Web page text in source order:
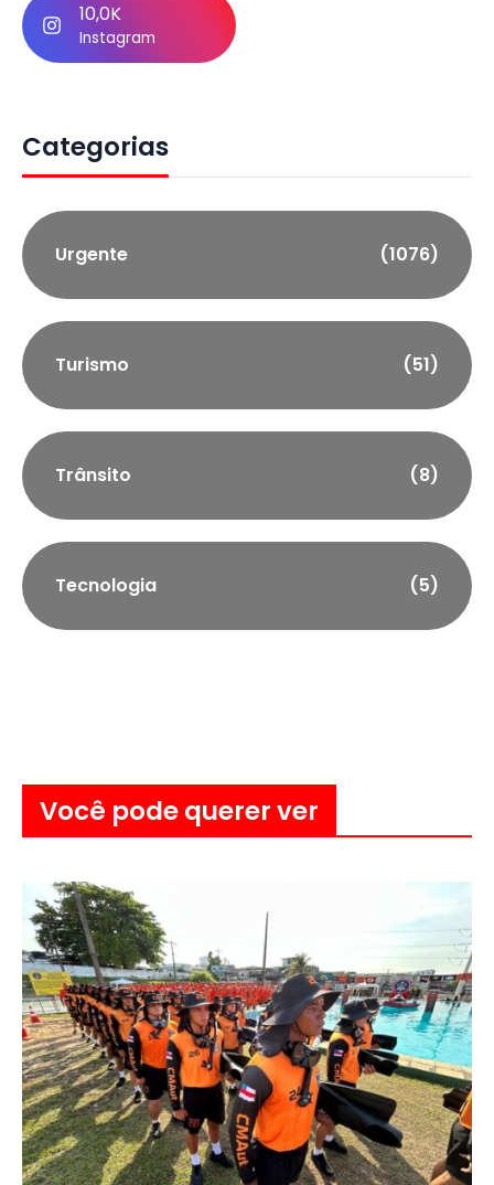
10,0K
Instagram
Categorias
Urgente (1076)
Turismo (51)
Trânsito (8)
Tecnologia (5)
Você pode querer ver